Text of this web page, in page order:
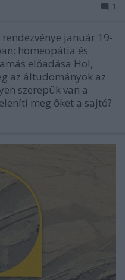
1
január 19-
homeopátia és
előadása Hol,
az áltudományok az
szerepük van a
meg őket a sajtó?